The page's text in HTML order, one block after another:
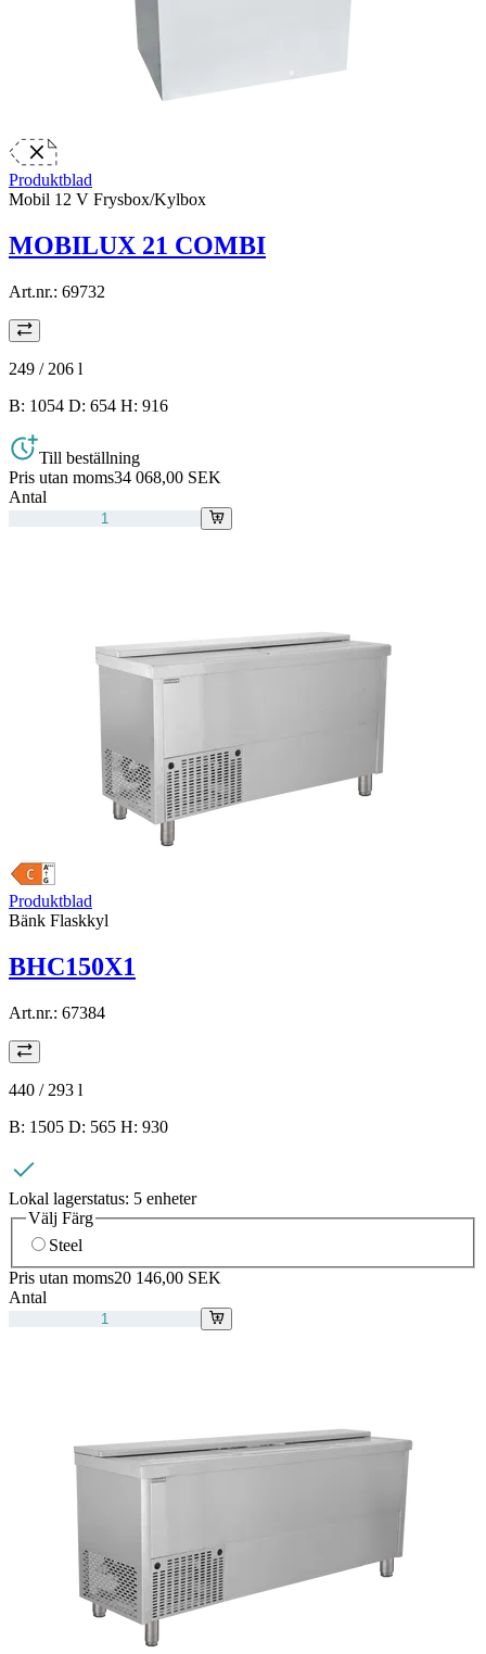
Produktblad
Mobil 12 V Frysbox/Kylbox
MOBILUX 21 COMBI
Art.nr.: 69732
249 / 206 l
B: 1054 D: 654 H: 916
Till beställning
Pris utan moms34 068,00 SEK
Antal
Produktblad
Bänk Flaskkyl
BHC150X1
Art.nr.: 67384
440 / 293 l
B: 1505 D: 565 H: 930
Lokal lagerstatus: 5 enheter
Välj Färg
Steel
Pris utan moms20 146,00 SEK
Antal